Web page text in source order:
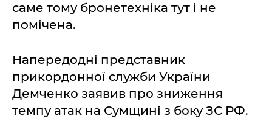
саме тому бронетехніка тут і не
помічена.
Напередодні представник
прикордонної служби України
Демченко заявив про зниження
темпу атак на Сумщині з боку ЗС РФ.